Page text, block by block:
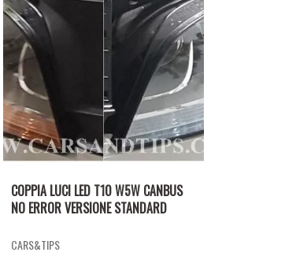
COPPIA LUCI LED T10 W5W CANBUS
NO ERROR VERSIONE STANDARD
CARS&TIPS